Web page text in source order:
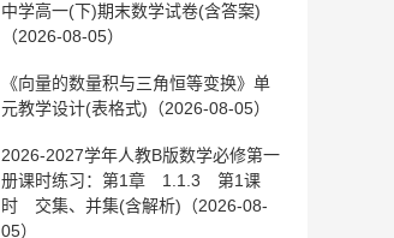
中学高一(下)期末数学试卷(含答案)
（2026-08-05）
《向量的数量积与三角恒等变换》单
元教学设计(表格式)（2026-08-05）
2026-2027学年人教B版数学必修第一
册课时练习：第1章 1.1.3 第1课
时 交集、并集(含解析)（2026-08-
05）